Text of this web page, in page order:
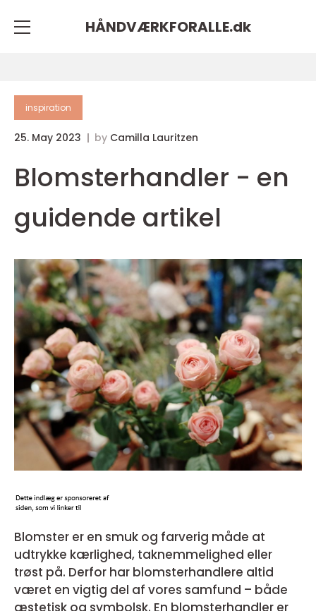
HÅNDVÆRKFORALLE.dk
inspiration
25. May 2023 by Camilla Lauritzen
Blomsterhandler - en
guidende artikel
Blomster er en smuk og farverig måde at
udtrykke kærlighed, taknemmelighed eller
trøst på. Derfor har blomsterhandlere altid
været en vigtig del af vores samfund – både
æstetisk og symbolsk. En blomsterhandler er